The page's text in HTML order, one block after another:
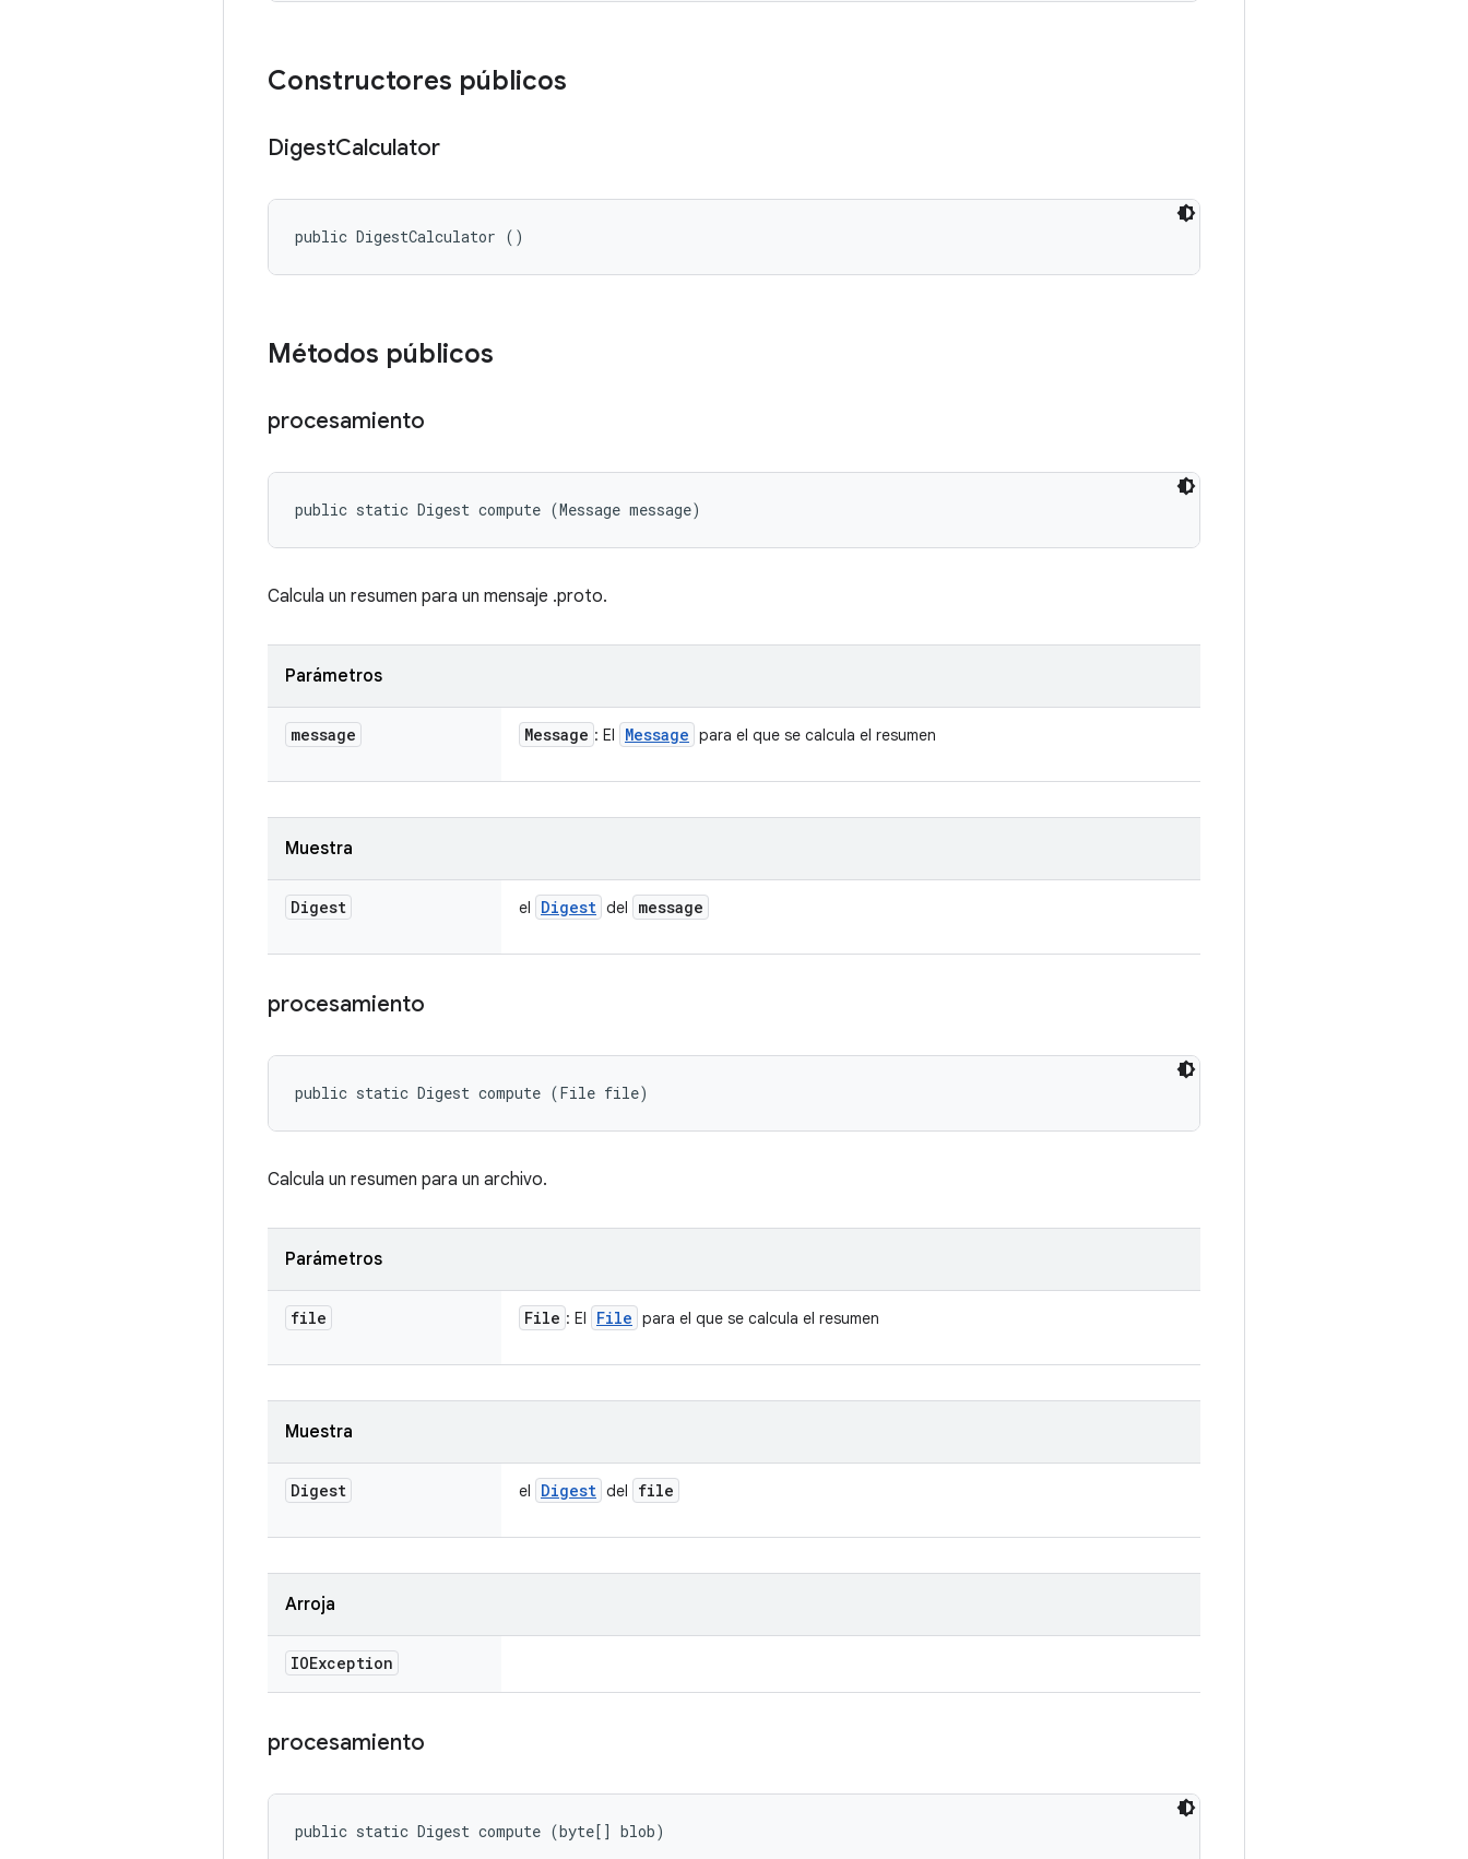
Constructores públicos
DigestCalculator
public DigestCalculator ()
Métodos públicos
procesamiento
public static Digest compute (Message message)
Calcula un resumen para un mensaje .proto.
Parámetros
message Message : El Message para el que se calcula el resumen
Muestra
Digest el Digest del message
procesamiento
public static Digest compute (File file)
Calcula un resumen para un archivo.
Parámetros
file File : El File para el que se calcula el resumen
Muestra
Digest el Digest del file
Arroja
IOException
procesamiento
public static Digest compute (byte[] blob)